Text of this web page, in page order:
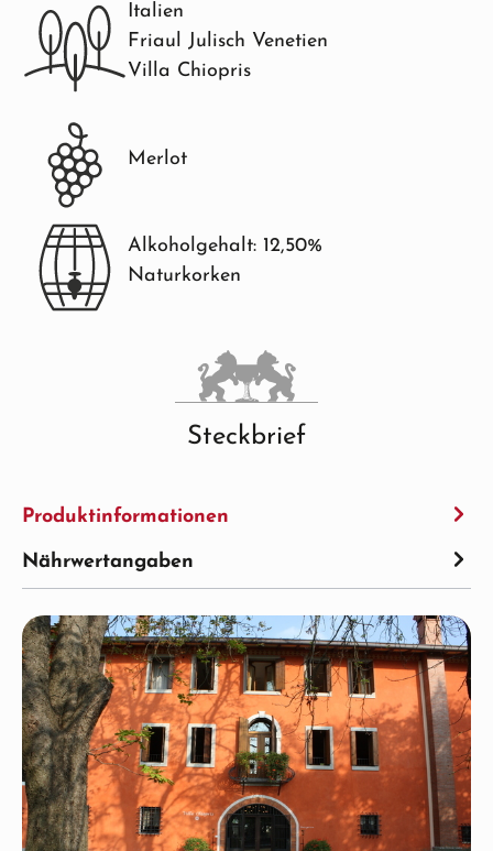
Italien
Friaul Julisch Venetien
Villa Chiopris
Merlot
Alkoholgehalt: 12,50%
Naturkorken
Steckbrief
Produktinformationen
Nährwertangaben